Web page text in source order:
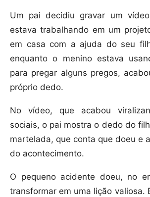
Um pai decidiu gravar um
estava trabalhando em um
em casa com a ajuda do seu
enquanto o menino estava
para pregar alguns pregos,
próprio dedo.
No vídeo, que acabou
sociais, o pai mostra o dedo do
martelada, que conta que doeu e
do acontecimento.
O pequeno acidente doeu, no
transformar em uma lição valiosa.